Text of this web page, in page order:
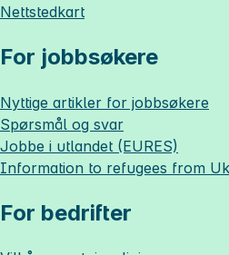
Nettstedkart
For jobbsøkere
Nyttige artikler for jobbsøkere
Spørsmål og svar
Jobbe i utlandet (EURES)
Information to refugees from
For bedrifter